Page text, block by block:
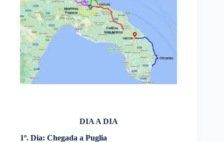
DIA A DIA
1º. Dia: Chegada a Puglia